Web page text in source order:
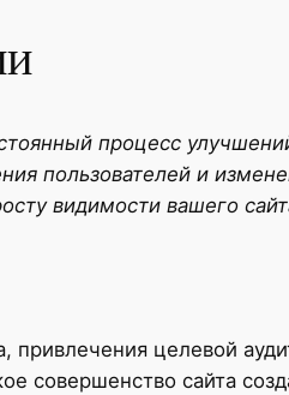
процесс
пользователей и
видимости вашего
целевой
совершенство сайта